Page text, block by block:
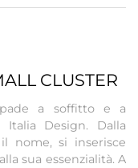
CLUSTER
a soffitto e a
Italia Design. Dalla
nome, si inserisce
sua essenzialità. A